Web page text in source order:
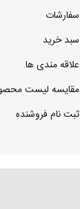
سفارشات
سبد خرید
علاقه مندی ها
مقایسه لیست
ثبت نام فروشنده